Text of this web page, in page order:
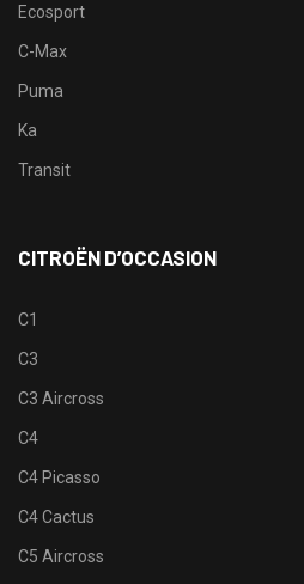
Ecosport
C-Max
Puma
Ka
Transit
CITROËN D’OCCASION
C1
C3
C3 Aircross
C4
C4 Picasso
C4 Cactus
C5 Aircross